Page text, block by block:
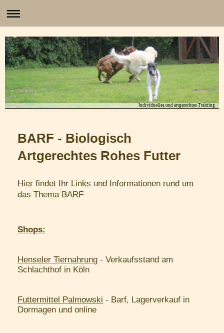
Individuelles und artgerechtes Training
BARF - Biologisch
Artgerechtes Rohes Futter
Hier findet Ihr Links und Informationen rund um
das Thema BARF
Shops:
Henseler Tiernahrung - Verkaufsstand am
Schlachthof in Köln
Futtermittel Palmowski - Barf, Lagerverkauf in
Dormagen und online